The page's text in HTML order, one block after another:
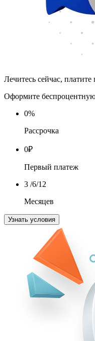
Лечитесь сейчас,
Оформите
0%
Рассрочка
0₽
Первый платеж
3 /6/12
Месяцев
Узнать условия